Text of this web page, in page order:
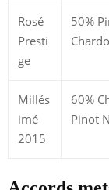
Rosé
Presti
ge
50%
Millés
imé
2015
60%
Pinot